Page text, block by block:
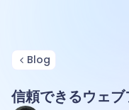
Blog
信頼できるウェ